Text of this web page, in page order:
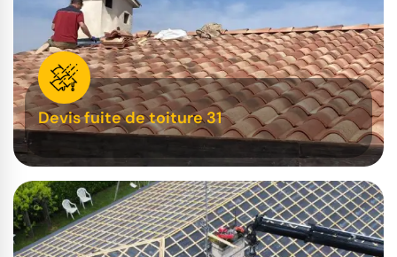
Devis fuite de toiture 31